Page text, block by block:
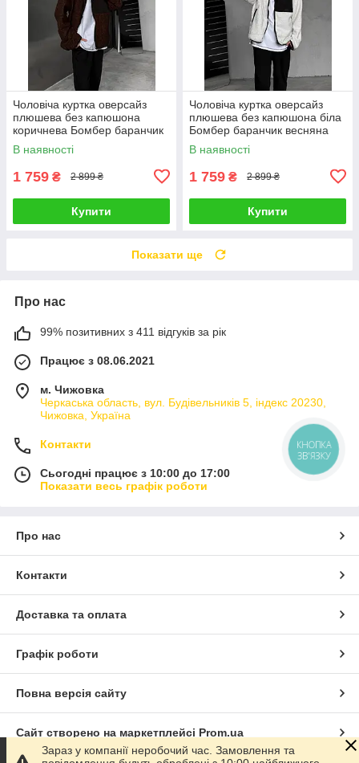
Чоловіча куртка оверсайз
плюшева без капюшона
коричнева Бомбер баранчик
весняна осіння
В наявності
1 759 ₴ 2 899 ₴
Купити
Чоловіча куртка оверсайз
плюшева без капюшона біла
Бомбер баранчик весняна
осіння
В наявності
1 759 ₴ 2 899 ₴
Купити
Показати ще
Про нас
99% позитивних з 411 відгуків за рік
Працює з 08.06.2021
м. Чижовка
Черкаська область, вул. Будівельників 5, індекс 20230,
Чижовка, Україна
Контакти
Сьогодні працює з 10:00 до 17:00
Показати весь графік роботи
Про нас
Контакти
Доставка та оплата
Графік роботи
Повна версія сайту
Сайт створено на маркетплейсі Prom.ua
Зараз у компанії неробочий час. Замовлення та
КНОПКА
ЗВ'ЯЗКУ